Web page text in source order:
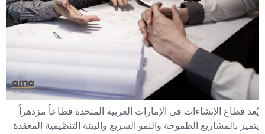
يُعد قطاع الإنشاءات في الإمارات العربية المتحدة قطاعاً مزدهراً
يتميز بالمشاريع الطموحة والنمو السريع والبيئة التنظيمية المعقدة.